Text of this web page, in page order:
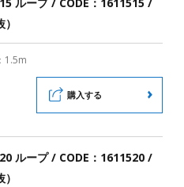
1.5m
購入する
ループ / CODE：1611520 /